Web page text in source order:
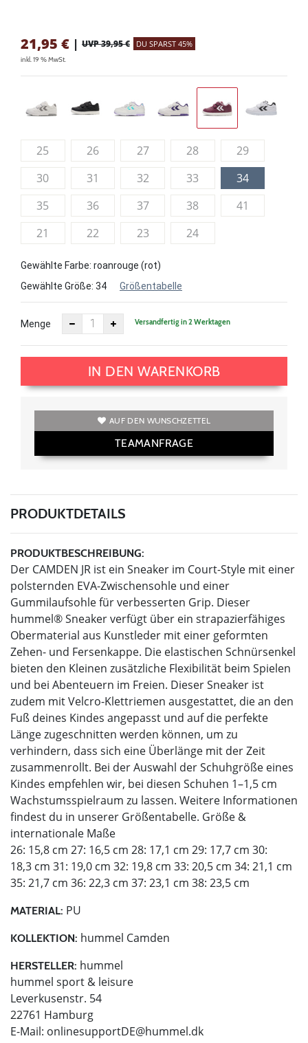
21,95 € | UVP 39,95 € DU SPARST 45%
inkl. 19 % MwSt.
25 26 27 28
29
30
31 32 33
34
35
36 37 38
41
21
22 23 24
Gewählte Farbe: roanrouge (rot)
Gewählte Größe: 34 Größentabelle
Menge Versandfertig in 2 Werktagen
IN DEN WARENKORB
AUF DEN WUNSCHZETTEL
TEAMANFRAGE
PRODUKTDETAILS
PRODUKTBESCHREIBUNG:
Der CAMDEN JR ist ein Sneaker im Court-Style mit einer
polsternden EVA-Zwischensohle und einer
Gummilaufsohle für verbesserten Grip. Dieser
hummel® Sneaker verfügt über ein strapazierfähiges
Obermaterial aus Kunstleder mit einer geformten
Zehen- und Fersenkappe. Die elastischen Schnürsenkel
bieten den Kleinen zusätzliche Flexibilität beim Spielen
und bei Abenteuern im Freien. Dieser Sneaker ist
zudem mit Velcro-Klettriemen ausgestattet, die an den
Fuß deines Kindes angepasst und auf die perfekte
Länge zugeschnitten werden können, um zu
verhindern, dass sich eine Überlänge mit der Zeit
zusammenrollt. Bei der Auswahl der Schuhgröße eines
Kindes empfehlen wir, bei diesen Schuhen 1–1,5 cm
Wachstumsspielraum zu lassen. Weitere Informationen
findest du in unserer Größentabelle. Größe &
internationale Maße
26: 15,8 cm 27: 16,5 cm 28: 17,1 cm 29: 17,7 cm 30:
18,3 cm 31: 19,0 cm 32: 19,8 cm 33: 20,5 cm 34: 21,1 cm
35: 21,7 cm 36: 22,3 cm 37: 23,1 cm 38: 23,5 cm
MATERIAL: PU
KOLLEKTION: hummel Camden
HERSTELLER: hummel
hummel sport & leisure
Leverkusenstr. 54
22761 Hamburg
E-Mail: onlinesupportDE@hummel.dk